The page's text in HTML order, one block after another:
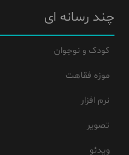
چند رسانه ای
کودک و نوجوان
موزه فقاهت
نرم افزار
تصویر
ویدئو